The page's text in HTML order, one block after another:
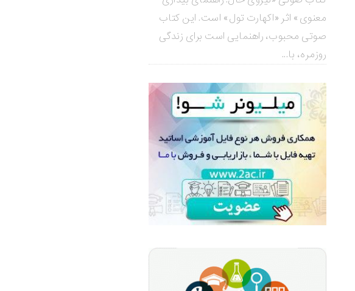
معنوی» اثر «اکهارت تول» است. این کتاب
صوتی محبوب، راهنمایی است برای زندگی
روزمره، با...